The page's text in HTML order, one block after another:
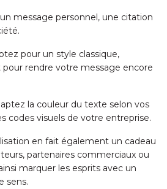
message personnel, une citation
pour un style classique,
rendre votre message encore
la couleur du texte selon vos
codes visuels de votre entreprise.
en fait également un cadeau
partenaires commerciaux ou
marquer les esprits avec un
sens.